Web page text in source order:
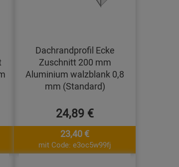
Dachrandprofil Ecke
Zuschnitt 200 mm
Aluminium walzblank 0,8
mm (Standard)
24,89 €
23,40 €
mit Code: e3oc5w99fj